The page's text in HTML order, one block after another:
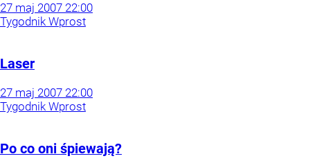
27 maj 2007 22:00
Tygodnik Wprost
Laser
27 maj 2007 22:00
Tygodnik Wprost
Po co oni śpiewają?